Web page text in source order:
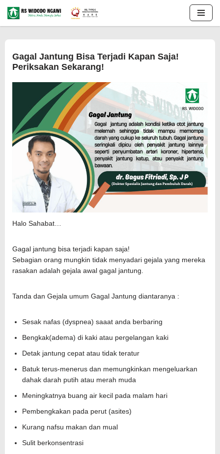
Lompat
Gagal Jantung Bisa Terjadi Kapan Saja!
Periksakan Sekarang!
Halo Sahabat…
Gagal jantung bisa terjadi kapan saja!
Sebagian orang mungkin tidak menyadari gejala yang mereka
rasakan adalah gejala awal gagal jantung.
Tanda dan Gejala umum Gagal Jantung diantaranya :
Sesak nafas (dyspnea) saaat anda berbaring
Bengkak(adema) di kaki atau pergelangan kaki
Detak jantung cepat atau tidak teratur
Batuk terus-menerus dan memungkinkan mengeluarkan
dahak darah putih atau merah muda
Meningkatnya buang air kecil pada malam hari
Pembengkakan pada perut (asites)
Kurang nafsu makan dan mual
Sulit berkonsentrasi